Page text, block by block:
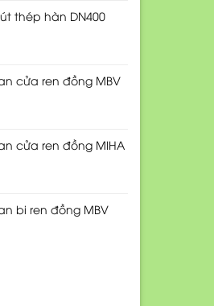
thép hàn DN400
cửa ren đồng MBV
cửa ren đồng MIHA
bi ren đồng MBV